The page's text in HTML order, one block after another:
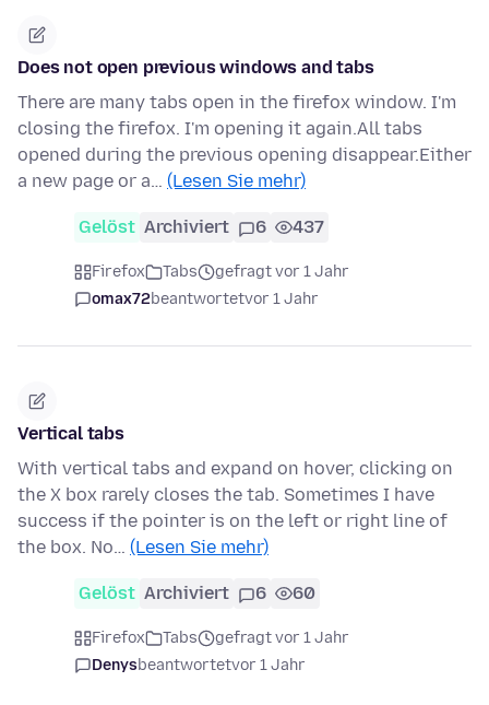
Does not open previous windows and tabs
There are many tabs open in the firefox window. I'm
closing the firefox. I'm opening it again.All tabs
opened during the previous opening disappear.Either
a new page or a… (Lesen Sie mehr)
Gelöst Archiviert 6 437
Firefox Tabs
gefragt vor 1 Jahr
omax72beantwortetvor 1 Jahr
Vertical tabs
With vertical tabs and expand on hover, clicking on
the X box rarely closes the tab. Sometimes I have
success if the pointer is on the left or right line of
the box. No… (Lesen Sie mehr)
Gelöst Archiviert 6 60
Firefox Tabs
gefragt vor 1 Jahr
Denysbeantwortetvor 1 Jahr